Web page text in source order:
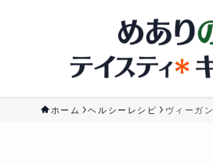
ホーム ヘルシーレシピ ヴィーガン